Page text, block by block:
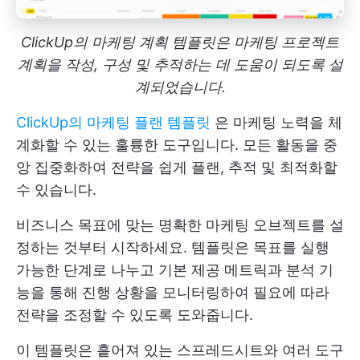
ClickUp의 마케팅 계획 템플릿은 마케팅 프로젝트
계획을 작성, 구성 및 추적하는 데 도움이 되도록 설
계되었습니다.
ClickUp의 마케팅 플랜 템플릿 은 마케팅 노력을 체
계화할 수 있는 훌륭한 도구입니다. 모든 활동을 중
앙 집중화하여 전략을 쉽게 플랜, 추적 및 최적화할
수 있습니다.
비즈니스 목표에 맞는 명확한 마케팅 오브젝트를 설
정하는 것부터 시작하세요. 템플릿은 목표를 실행
가능한 단계로 나누고 기본 제공 메트릭과 분석 기
능을 통해 진행 상황을 모니터링하여 필요에 따라
전략을 조정할 수 있도록 도와줍니다.
이 템플릿은 흩어져 있는 스프레드시트와 여러 도구